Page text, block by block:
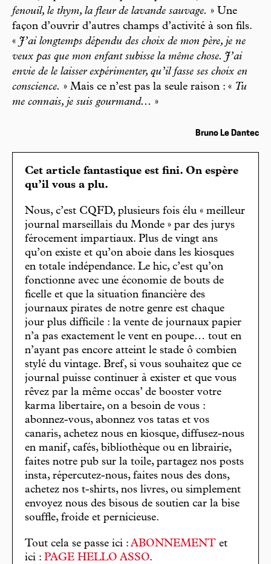
fenouil, le thym, la fleur de lavande sauvage. » Une
façon d’ouvrir d’autres champs d’activité à son fils.
« J’ai longtemps dépendu des choix de mon père, je ne
veux pas que mon enfant subisse la même chose. J’ai
envie de le laisser expérimenter, qu’il fasse ses choix en
conscience. » Mais ce n’est pas la seule raison : « Tu
me connais, je suis gourmand... »
Bruno Le Dantec
Cet article fantastique est fini. On espère
qu’il vous a plu.
Nous, c’est CQFD, plusieurs fois élu « meilleur
journal marseillais du Monde » par des jurys
férocement impartiaux. Plus de vingt ans
qu’on existe et qu’on aboie dans les kiosques
en totale indépendance. Le hic, c’est qu’on
fonctionne avec une économie de bouts de
ficelle et que la situation financière des
journaux pirates de notre genre est chaque
jour plus difficile : la vente de journaux papier
n’a pas exactement le vent en poupe… tout en
n’ayant pas encore atteint le stade ô combien
stylé du vintage. Bref, si vous souhaitez que ce
journal puisse continuer à exister et que vous
rêvez par la même occas’ de booster votre
karma libertaire, on a besoin de vous :
abonnez-vous, abonnez vos tatas et vos
canaris, achetez nous en kiosque, diffusez-nous
en manif, cafés, bibliothèque ou en librairie,
faites notre pub sur la toile, partagez nos posts
insta, répercutez-nous, faites nous des dons,
achetez nos t-shirts, nos livres, ou simplement
envoyez nous des bisous de soutien car la bise
souffle, froide et pernicieuse.
Tout cela se passe ici : ABONNEMENT et
ici : PAGE HELLO ASSO.